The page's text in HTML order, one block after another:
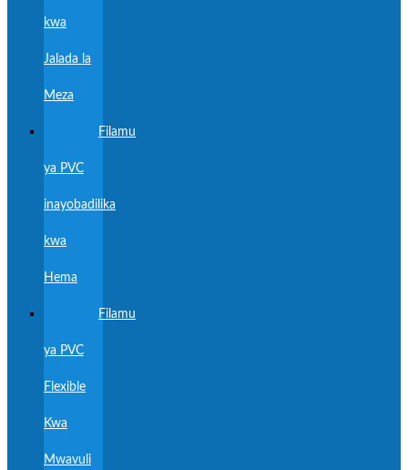
kwa
Jalada la
Meza
Filamu
ya PVC
inayobadilika
kwa
Hema
Filamu
ya PVC
Flexible
Kwa
Mwavuli